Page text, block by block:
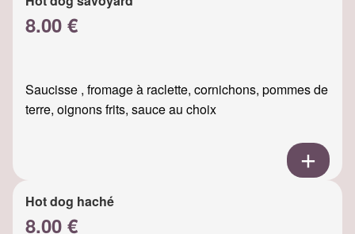
8.00 €
Saucisse , fromage à raclette, cornichons, pommes de
terre, oignons frits, sauce au choix
Hot dog haché
8.00 €